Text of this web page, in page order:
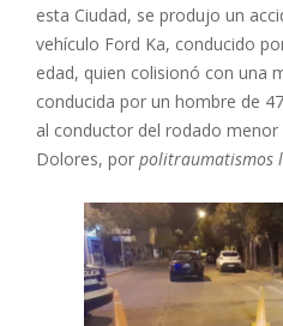
esta Ciudad, se produjo un
vehículo Ford Ka, conducido
edad, quien colisionó con una
conducida por un hombre de
al conductor del rodado menor
Dolores, por politraumatismos